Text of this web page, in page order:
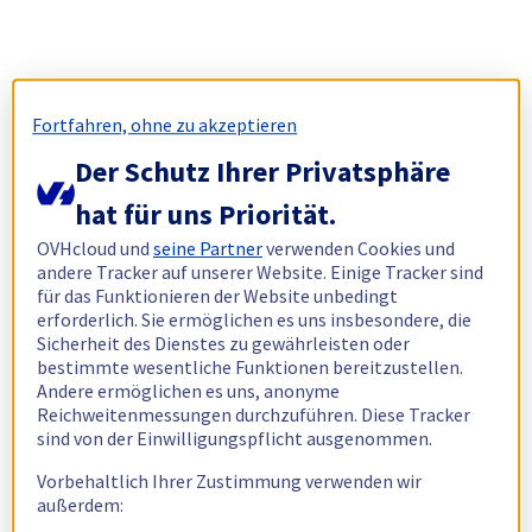
Fortfahren, ohne zu akzeptieren
Der Schutz Ihrer Privatsphäre
hat für uns Priorität.
OVHcloud undseine Partnerverwenden Cookies und
andere Tracker auf unserer Website. Einige Tracker sind
für das Funktionieren der Website unbedingt
erforderlich. Sie ermöglichen es uns insbesondere, die
Sicherheit des Dienstes zu gewährleisten oder
bestimmte wesentliche Funktionen bereitzustellen.
Andere ermöglichen es uns, anonyme
Reichweitenmessungen durchzuführen. Diese Tracker
sind von der Einwilligungspflicht ausgenommen.
Vorbehaltlich Ihrer Zustimmung verwenden wir
außerdem: